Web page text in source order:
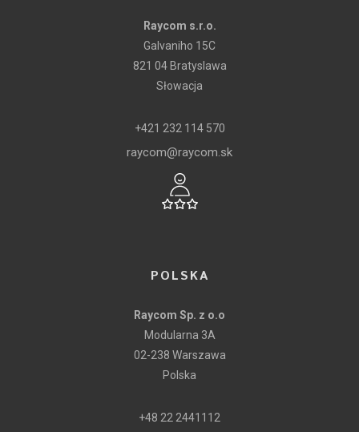
Raycom s.r.o.
Galvaniho 15C
821 04 Bratyslawa
Słowacja
+421 232 114 570
raycom@raycom.sk
POLSKA
Raycom Sp. z o.o
Modularna 3A
02-238 Warszawa
Polska
+48 22 2441112